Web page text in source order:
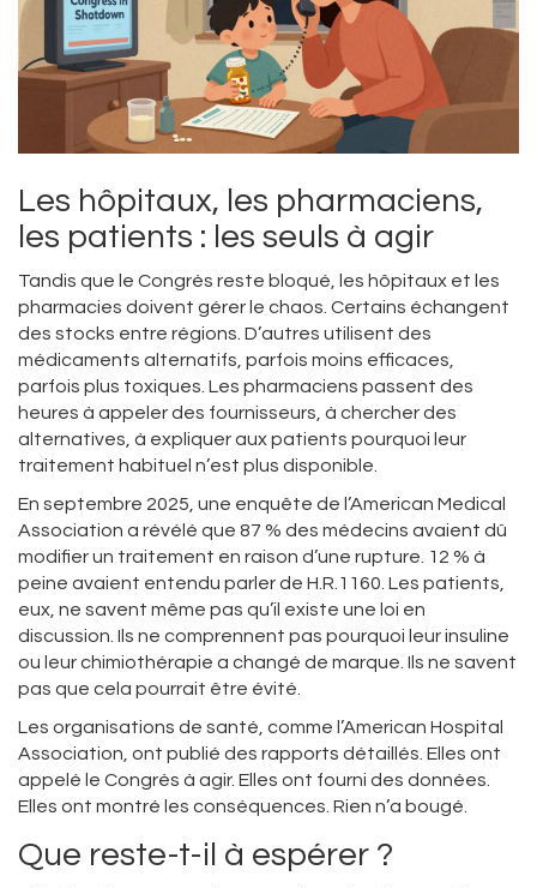
Les hôpitaux, les pharmaciens,
les patients : les seuls à agir
Tandis que le Congrès reste bloqué, les hôpitaux et les
pharmacies doivent gérer le chaos. Certains échangent
des stocks entre régions. D’autres utilisent des
médicaments alternatifs, parfois moins efficaces,
parfois plus toxiques. Les pharmaciens passent des
heures à appeler des fournisseurs, à chercher des
alternatives, à expliquer aux patients pourquoi leur
traitement habituel n’est plus disponible.
En septembre 2025, une enquête de l’American Medical
Association a révélé que 87 % des médecins avaient dû
modifier un traitement en raison d’une rupture. 12 % à
peine avaient entendu parler de H.R.1160. Les patients,
eux, ne savent même pas qu’il existe une loi en
discussion. Ils ne comprennent pas pourquoi leur insuline
ou leur chimiothérapie a changé de marque. Ils ne savent
pas que cela pourrait être évité.
Les organisations de santé, comme l’American Hospital
Association, ont publié des rapports détaillés. Elles ont
appelé le Congrès à agir. Elles ont fourni des données.
Elles ont montré les conséquences. Rien n’a bougé.
Que reste-t-il à espérer ?